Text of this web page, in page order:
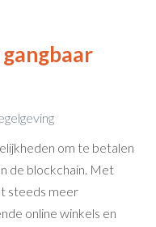
om te betalen
de blockchain. Met
steeds meer
online winkels en